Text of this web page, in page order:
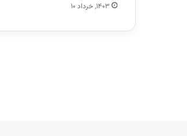
۱۴۰۳, خرداد ۱۰